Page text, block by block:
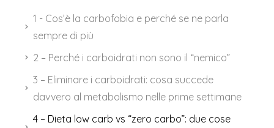
1 - Cos’è la carbofobia e perché se ne parla
sempre di più
2 – Perché i carboidrati non sono il “nemico”
3 – Eliminare i carboidrati: cosa succede
davvero al metabolismo nelle prime settimane
4 – Dieta low carb vs “zero carbo”: due cose